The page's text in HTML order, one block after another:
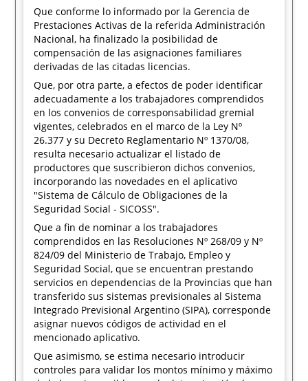
Que conforme lo informado por la Gerencia de
Prestaciones Activas de la referida Administración
Nacional, ha finalizado la posibilidad de
compensación de las asignaciones familiares
derivadas de las citadas licencias.
Que, por otra parte, a efectos de poder identificar
adecuadamente a los trabajadores comprendidos
en los convenios de corresponsabilidad gremial
vigentes, celebrados en el marco de la Ley Nº
26.377 y su Decreto Reglamentario Nº 1370/08,
resulta necesario actualizar el listado de
productores que suscribieron dichos convenios,
incorporando las novedades en el aplicativo
"Sistema de Cálculo de Obligaciones de la
Seguridad Social - SICOSS".
Que a fin de nominar a los trabajadores
comprendidos en las Resoluciones Nº 268/09 y Nº
824/09 del Ministerio de Trabajo, Empleo y
Seguridad Social, que se encuentran prestando
servicios en dependencias de la Provincias que han
transferido sus sistemas previsionales al Sistema
Integrado Previsional Argentino (SIPA), corresponde
asignar nuevos códigos de actividad en el
mencionado aplicativo.
Que asimismo, se estima necesario introducir
controles para validar los montos mínimo y máximo